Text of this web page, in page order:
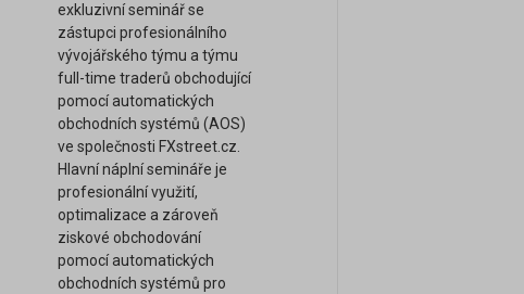
exkluzivní seminář se
zástupci profesionálního
vývojářského týmu a týmu
full-time traderů obchodující
pomocí automatických
obchodních systémů (AOS)
ve společnosti FXstreet.cz.
Hlavní náplní semináře je
profesionální využití,
optimalizace a zároveň
ziskové obchodování
pomocí automatických
obchodních systémů pro